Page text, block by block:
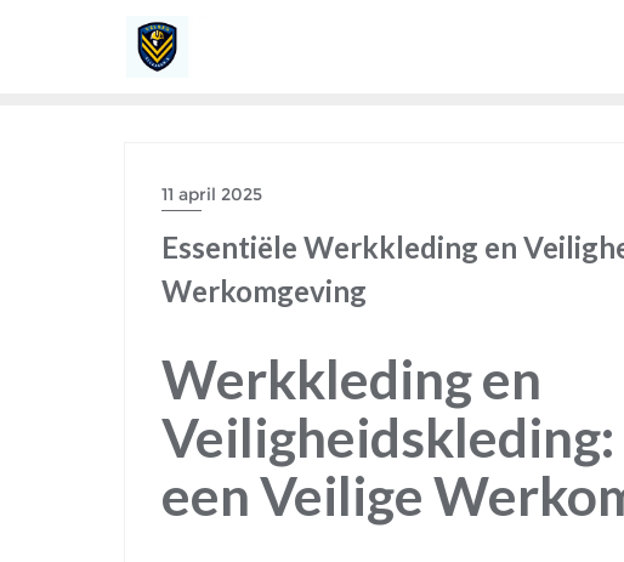
11 april 2025
Essentiële Werkkleding en
Werkomgeving
Werkkleding en
een Veilige